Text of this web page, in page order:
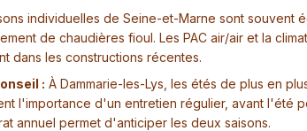
individuelles de Seine-et-Marne sont souvent
de chaudières fioul. Les PAC air/air et la
dans les constructions récentes.
: À Dammarie-les-Lys, les étés de plus en
l'importance d'un entretien régulier, avant l'été
annuel permet d'anticiper les deux saisons.